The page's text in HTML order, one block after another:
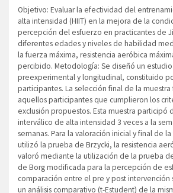
Objetivo: Evaluar la efectividad del
alta intensidad (HIIT) en la mejora de la
percepción del esfuerzo en practicantes de
diferentes edades y niveles de habilidad
la fuerza máxima, resistencia aeróbica
percibido. Metodología: Se diseñó un
preexperimental y longitudinal, constituido
participantes. La selección final de la
aquellos participantes que cumplieron los
exclusión propuestos. Esta muestra participó
interválico de alta intensidad 3 veces a la
semanas. Para la valoración inicial y final de
utilizó la prueba de Brzycki, la resistencia
valoró mediante la utilización de la prueba
de Borg modificada para la percepción de
comparación entre el pre y post intervención
un análisis comparativo (t-Estudent) de la